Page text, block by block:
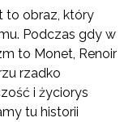
to obraz, który
Podczas gdy w
to Monet, Renoir
rzadko
i życiorys
tu historii